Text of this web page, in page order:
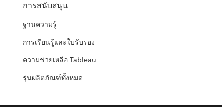
การสนับสนุน
ฐานความรู้
การเรียนรู้และใบรับรอง
ความช่วยเหลือ Tableau
รุ่นผลิตภัณฑ์ทั้งหมด